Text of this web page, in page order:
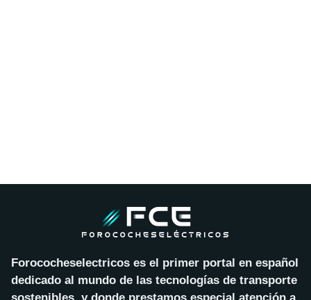
Forococheselectricos es el primer portal en español
dedicado al mundo de las tecnologías de transporte